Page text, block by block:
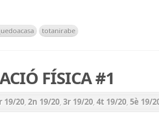
totanirabe
FÍSICA #1
19/20, 2n 19/20, 3r 19/20, 4t 19/20, 5è 19/